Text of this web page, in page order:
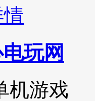
情
玩网
机游戏